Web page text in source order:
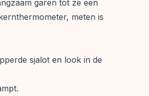
garen tot ze een
meten is
sjalot en look in de